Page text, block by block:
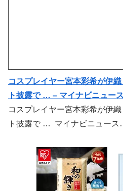
コスプレイヤー宮本彩希が伊
ト披露で … – マイナビニュース
コスプレイヤー宮本彩希が伊
ト披露で … マイナビニュー